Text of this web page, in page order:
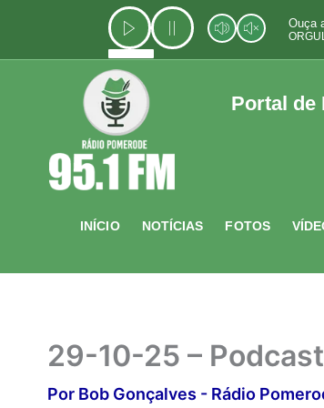
o
Ouça
Portal de
INÍCIO NOTÍCIAS FOTOS
29-10-25 –
Por Bob Gonçalves - Rádio